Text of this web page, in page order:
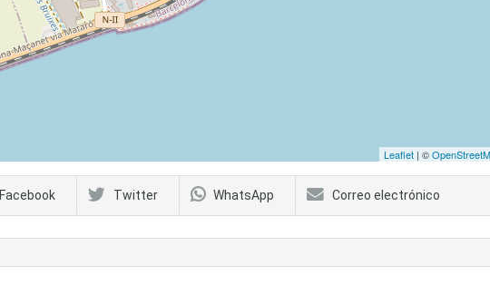
Leaflet | ©
Facebook Twitter WhatsApp Correo electrónico